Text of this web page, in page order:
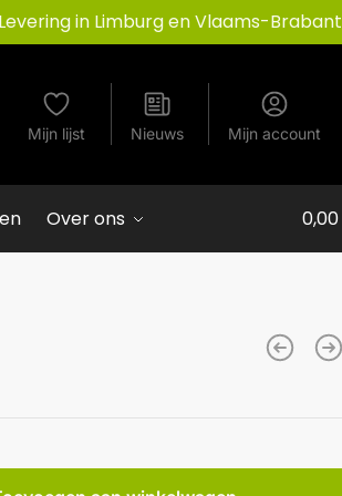
Levering in Limburg en Vlaams-Brabant
Mijn lijst Nieuws Mijn account
Over ons 0,00